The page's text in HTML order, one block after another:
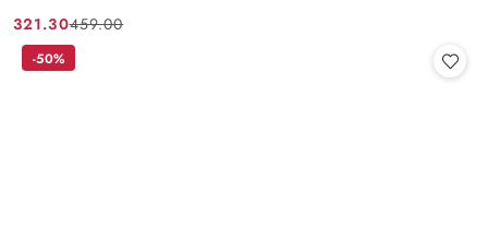
Cena
promocyjna:
321.30
Cena
przed
459.00
-50%